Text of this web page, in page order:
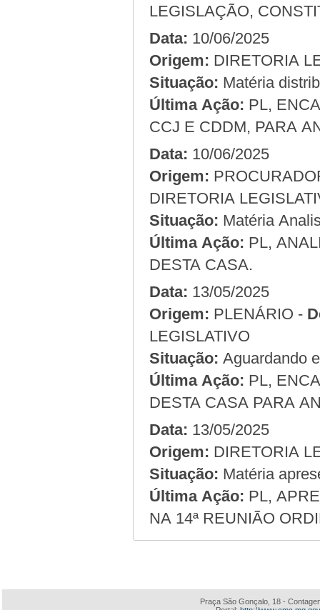
LEGISLAÇÃO,
Data: 10/06/2025
Origem:
Situação: Matéria
Última Ação: PL,
CCJ E CDDM, PARA
Data: 10/06/2025
Origem:
DIRETORIA
Situação: Matéria
Última Ação: PL,
DESTA CASA.
Data: 13/05/2025
Origem:
PLENÁRIO -
LEGISLATIVO
Situação: Aguardando
Última Ação: PL,
DESTA CASA PARA
Data: 13/05/2025
Origem:
Situação: Matéria
Última Ação: PL,
NA 14ª REUNIÃO
Praça São Gonçalo, 18 -